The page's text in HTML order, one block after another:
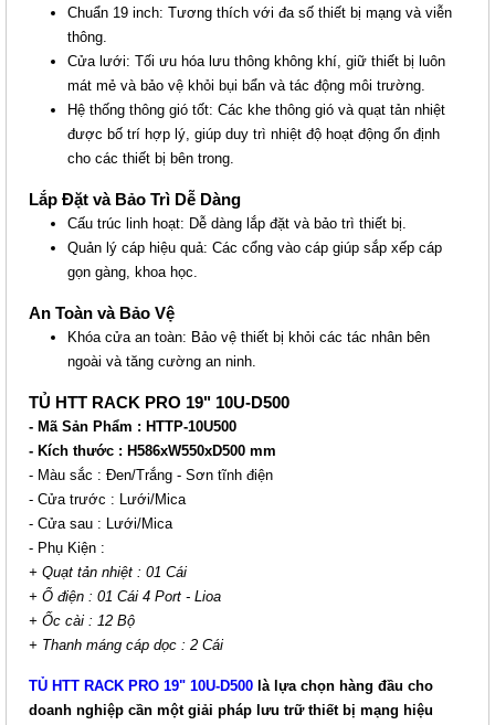
Chuẩn 19 inch: Tương thích với đa số thiết bị mạng và viễn
thông.
Cửa lưới: Tối ưu hóa lưu thông không khí, giữ thiết bị luôn
mát mẻ và bảo vệ khỏi bụi bẩn và tác động môi trường.
Hệ thống thông gió tốt: Các khe thông gió và quạt tản nhiệt
được bố trí hợp lý, giúp duy trì nhiệt độ hoạt động ổn định
cho các thiết bị bên trong.
Lắp Đặt và Bảo Trì Dễ Dàng
Cấu trúc linh hoạt: Dễ dàng lắp đặt và bảo trì thiết bị.
Quản lý cáp hiệu quả: Các cổng vào cáp giúp sắp xếp cáp
gọn gàng, khoa học.
An Toàn và Bảo Vệ
Khóa cửa an toàn: Bảo vệ thiết bị khỏi các tác nhân bên
ngoài và tăng cường an ninh.
TỦ HTT RACK PRO 19" 10U-D500
- Mã Sản Phẩm : HTTP-10U500
- Kích thước : H586xW550xD500 mm
- Màu sắc : Đen/Trắng - Sơn tĩnh điện
- Cửa trước : Lưới/Mica
- Cửa sau : Lưới/Mica
- Phụ Kiện :
+ Quạt tản nhiệt : 01 Cái
+ Ổ điện : 01 Cái 4 Port - Lioa
+ Ốc cài : 12 Bộ
+ Thanh máng cáp dọc : 2 Cái
TỦ HTT RACK PRO 19" 10U-D500 là lựa chọn hàng đầu cho
doanh nghiệp cần một giải pháp lưu trữ thiết bị mạng hiệu